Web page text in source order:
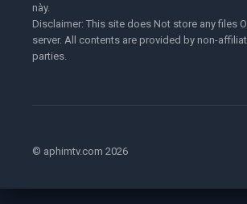
này.
Disclaimer: This site does Not store any files
server. All contents are provided by non-
parties.
© aphimtv.com 2026